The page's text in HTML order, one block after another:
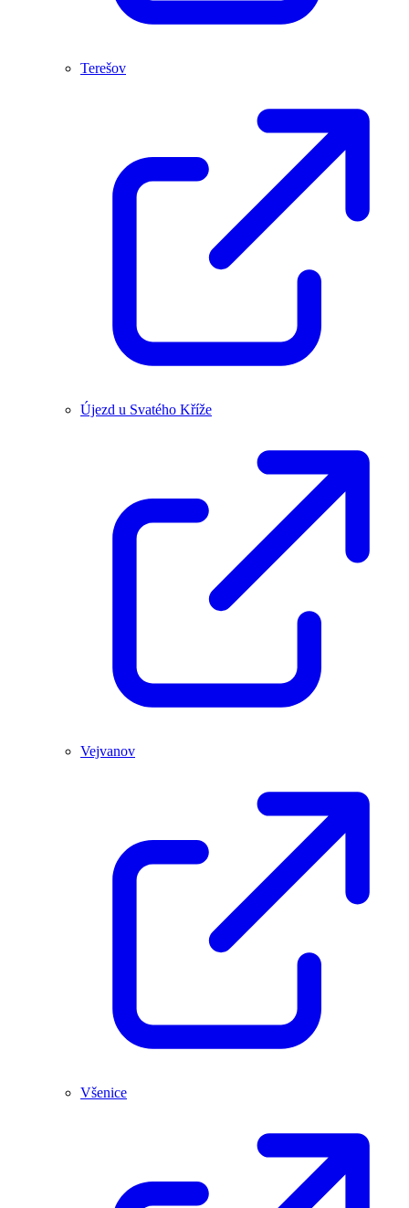
Terešov
Újezd u Svatého Kříže
Vejvanov
Všenice